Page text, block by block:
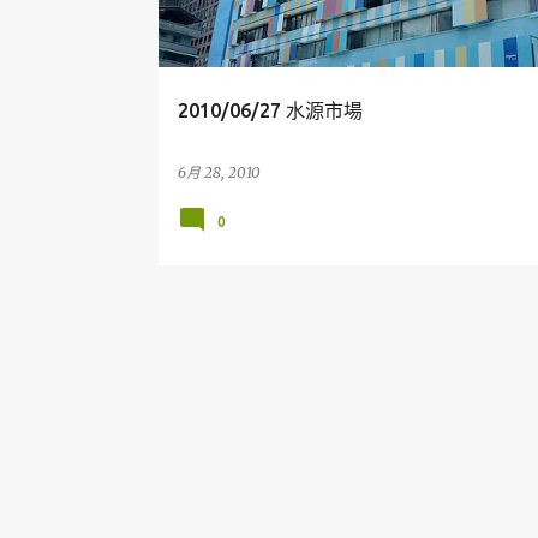
章
2010/06/27 水源市場
6月 28, 2010
0